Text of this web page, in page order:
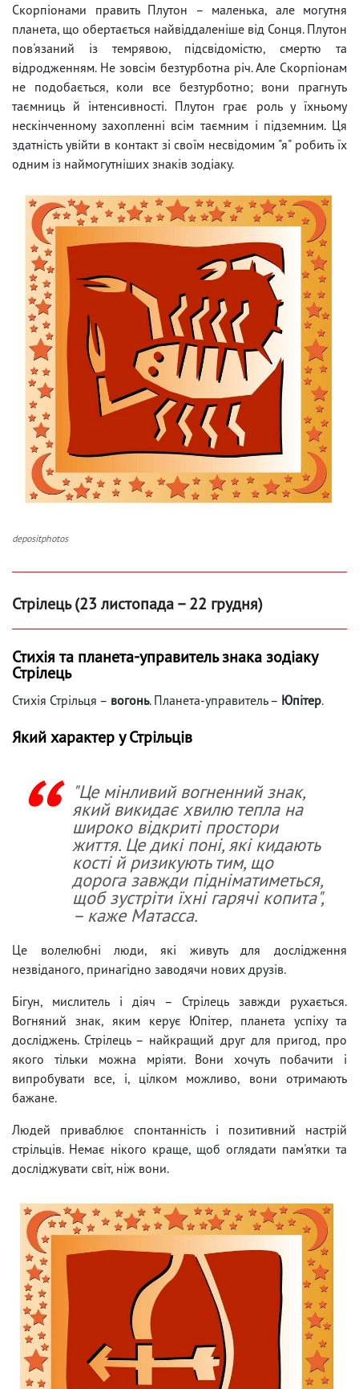
Скорпіонами править Плутон – маленька, але могутня
планета, що обертається найвіддаленіше від Сонця. Плутон
пов'язаний із темрявою, підсвідомістю, смертю та
відродженням. Не зовсім безтурботна річ. Але Скорпіонам
не подобається, коли все безтурботно; вони прагнуть
таємниць й інтенсивності. Плутон грає роль у їхньому
нескінченному захопленні всім таємним і підземним. Ця
здатність увійти в контакт зі своїм несвідомим "я" робить їх
одним із наймогутніших знаків зодіаку.
depositphotos
Стрілець (23 листопада – 22 грудня)
Стихія та планета-управитель знака зодіаку
Стрілець
Стихія Стрільця – вогонь. Планета-управитель – Юпітер.
Який характер у Стрільців
"Це мінливий вогненний знак,
який викидає хвилю тепла на
широко відкриті простори
життя. Це дикі поні, які кидають
кості й ризикують тим, що
дорога завжди підніматиметься,
щоб зустріти їхні гарячі копита",
– каже Матасса.
Це волелюбні люди, які живуть для дослідження
незвіданого, принагідно заводячи нових друзів.
Бігун, мислитель і діяч – Стрілець завжди рухається.
Вогняний знак, яким керує Юпітер, планета успіху та
досліджень. Стрілець – найкращий друг для пригод, про
якого тільки можна мріяти. Вони хочуть побачити і
випробувати все, і, цілком можливо, вони отримають
бажане.
Людей приваблює спонтанність і позитивний настрій
стрільців. Немає нікого краще, щоб оглядати пам'ятки та
досліджувати світ, ніж вони.